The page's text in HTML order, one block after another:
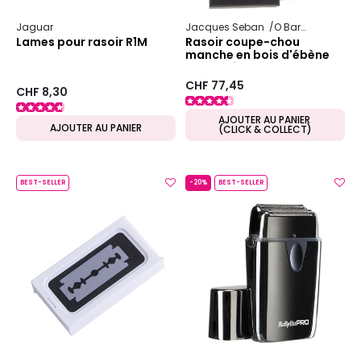
Jaguar
Lames pour rasoir R1M
CHF 8,30
AJOUTER AU PANIER
Jacques Seban O Barber
Rasoir coupe-chou
manche en bois d'ébène
lame acier extra dur
O'Barber
CHF 77,45
AJOUTER AU PANIER
(CLICK & COLLECT)
BEST-SELLER -20% BEST-SELLER